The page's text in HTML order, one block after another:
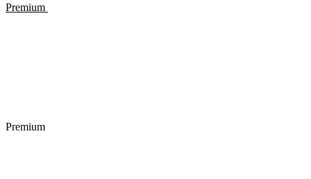
Premium
Premium